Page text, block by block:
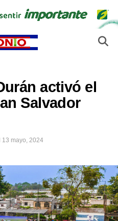
activó el
Salvador
13 mayo, 2024